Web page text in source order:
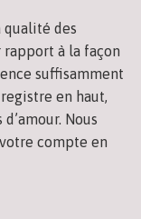
qualité des
à la façon
suffisamment
en haut,
Nous
compte en